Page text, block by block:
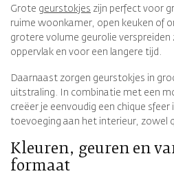
Grote geurstokjes zijn perfect voor
ruime woonkamer, open keuken of
grotere volume geurolie verspreiden
oppervlak en voor een langere tijd.
Daarnaast zorgen geurstokjes in
uitstraling. In combinatie met een
creëer je eenvoudig een chique sfeer
toevoeging aan het interieur, zowel
Kleuren, geuren en
formaat